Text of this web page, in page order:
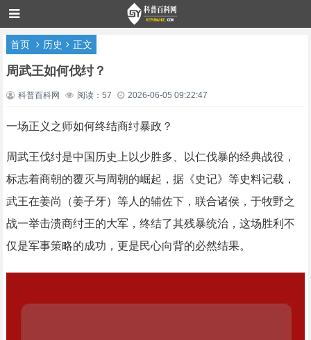
首页 历史 正文
周武王如何伐纣？
科普百科网 阅读：57 2026-06-05 09:22:47
一场正义之师如何终结商纣暴政？
周武王伐纣是中国历史上以少胜多、以仁伐暴的经典战役，
标志着商朝的覆灭与周朝的崛起，据《史记》等史料记载，
武王在姜尚（姜子牙）等人的辅佐下，联合诸侯，于牧野之
战一举击溃商纣王的大军，终结了其残暴统治，这场胜利不
仅是军事策略的成功，更是民心向背的必然结果。